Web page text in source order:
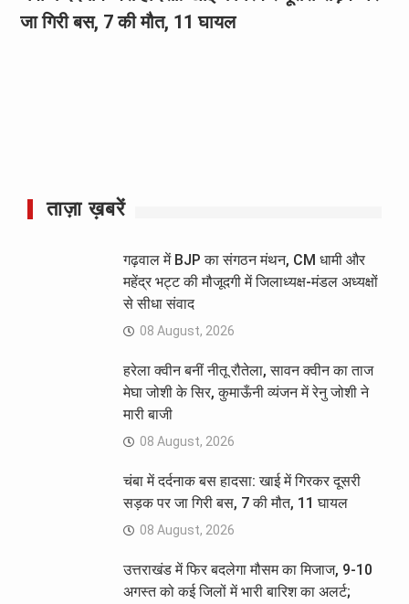
जा गिरी बस, 7 की मौत, 11 घायल
ताज़ा ख़बरें
गढ़वाल में BJP का संगठन मंथन, CM धामी और
महेंद्र भट्ट की मौजूदगी में जिलाध्यक्ष-मंडल अध्यक्षों
से सीधा संवाद
08 August, 2026
हरेला क्वीन बनीं नीतू रौतेला, सावन क्वीन का ताज
मेघा जोशी के सिर, कुमाऊँनी व्यंजन में रेनु जोशी ने
मारी बाजी
08 August, 2026
चंबा में दर्दनाक बस हादसा: खाई में गिरकर दूसरी
सड़क पर जा गिरी बस, 7 की मौत, 11 घायल
08 August, 2026
उत्तराखंड में फिर बदलेगा मौसम का मिजाज, 9-10
अगस्त को कई जिलों में भारी बारिश का अलर्ट;